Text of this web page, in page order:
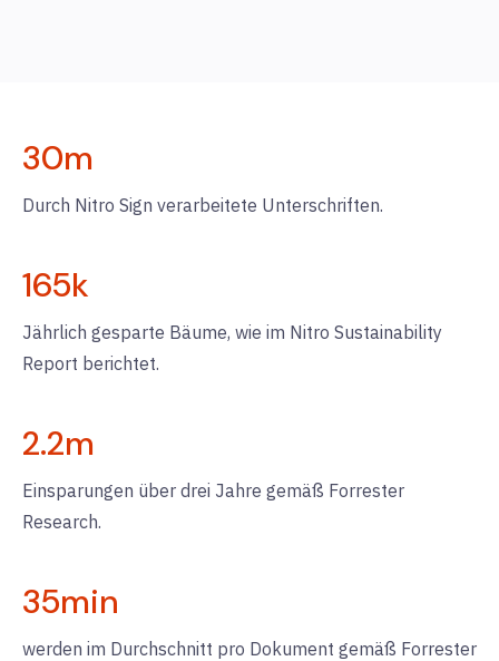
30m
Durch Nitro Sign verarbeitete Unterschriften.
165k
Jährlich gesparte Bäume, wie im Nitro Sustainability
Report berichtet.
2.2m
Einsparungen über drei Jahre gemäß Forrester
Research.
35min
werden im Durchschnitt pro Dokument gemäß Forrester